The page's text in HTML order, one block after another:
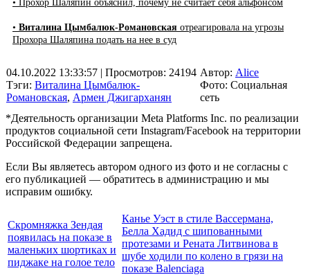
• Прохор Шаляпин объяснил, почему не считает себя альфонсом
• Виталина Цымбалюк-Романовская отреагировала на угрозы
Прохора Шаляпина подать на нее в суд
04.10.2022 13:33:57 | Просмотров: 24194
Тэги: Виталина Цымбалюк-
Романовская, Армен Джигарханян
Автор: Alice
Фото: Социальная
сеть
*Деятельность организации Meta Platforms Inc. по реализации
продуктов социальной сети Instagram/Facebook на территории
Российской Федерации запрещена.
Если Вы являетесь автором одного из фото и не согласны с
его публикацией — обратитесь в администрацию и мы
исправим ошибку.
Скромняжка Зендая
появилась на показе в
маленьких шортиках и
пиджаке на голое тело
Канье Уэст в стиле Вассермана,
Белла Хадид с шипованными
протезами и Рената Литвинова в
шубе ходили по колено в грязи на
показе Balenciaga